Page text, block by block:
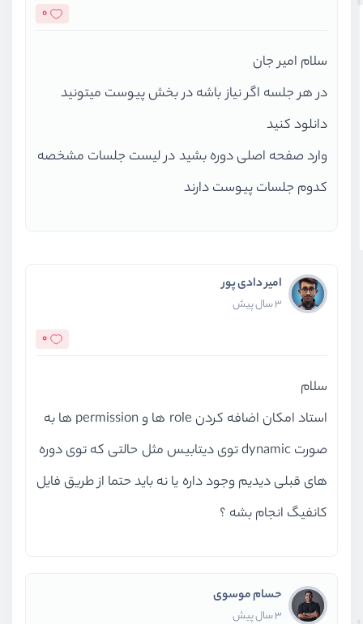
0
سلام امیر جان
در هر جلسه اگر نیاز باشه در بخش پیوست میتونید
دانلود کنید
وارد صفحه اصلی دوره بشید در لیست جلسات مشخصه
کدوم جلسات پیوست دارند
امیر دادی پور
3 سال پیش
0
سلام
استاد امکان اضافه کردن role ها و permission ها به
صورت dynamic توی دیتابیس مثل حالتی که توی دوره
های قبلی دیدیم وجود داره یا نه باید حتما از طریق فایل
کانفیگ انجام بشه ؟
حسام موسوی
3 سال پیش